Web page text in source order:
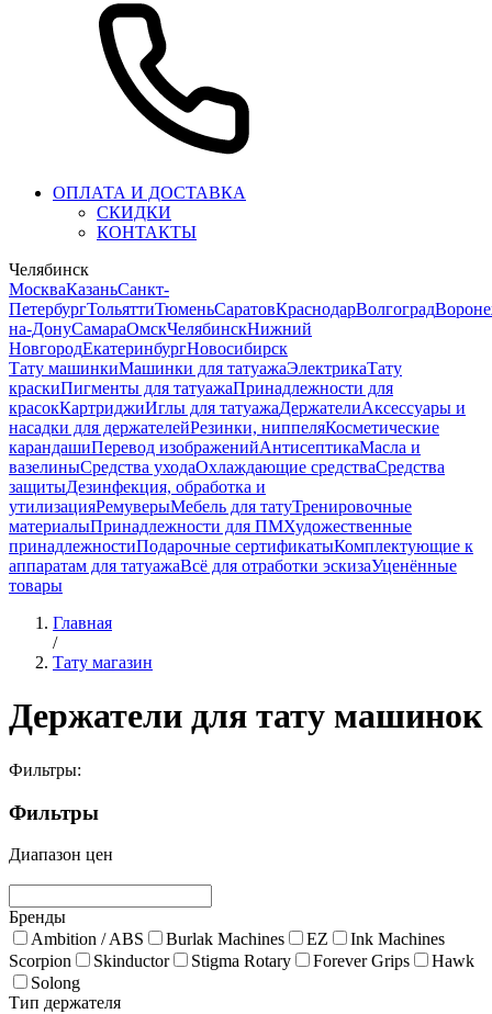
ОПЛАТА И ДОСТАВКА
СКИДКИ
КОНТАКТЫ
Челябинск
МоскваКазаньСанкт-
ПетербургТольяттиТюменьСаратовКраснодарВолгоград
на-ДонуСамараОмскЧелябинскНижний
НовгородЕкатеринбургНовосибирск
Тату машинкиМашинки для татуажаЭлектрикаТату
краскиПигменты для татуажаПринадлежности для
красокКартриджиИглы для татуажаДержателиАксессуары и
насадки для держателейРезинки, ниппеляКосметические
карандашиПеревод изображенийАнтисептикаМасла и
вазелиныСредства уходаОхлаждающие средстваСредства
защитыДезинфекция, обработка и
утилизацияРемуверыМебель для татуТренировочные
материалыПринадлежности для ПМХудожественные
принадлежностиПодарочные сертификатыКомплектующие к
аппаратам для татуажаВсё для отработки эскизаУценённые
товары
Главная
/
Тату магазин
Держатели для тату машинок
Фильтры:
Фильтры
Диапазон цен
Бренды
Ambition / ABS
Burlak Machines EZ
Ink Machines
Scorpion
Skinductor Stigma Rotary Forever Grips
Hawk
Solong
Тип держателя